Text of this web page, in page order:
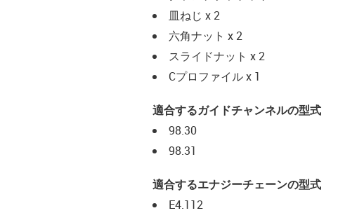
皿ねじ x 2
六角ナット x 2
スライドナット x 2
Cプロファイル x 1
適合するガイドチャンネルの型式
98.30
98.31
適合するエナジーチェーンの型式
E4.112